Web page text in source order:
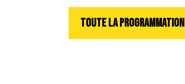
TOUTE LA PROGRAMMATION